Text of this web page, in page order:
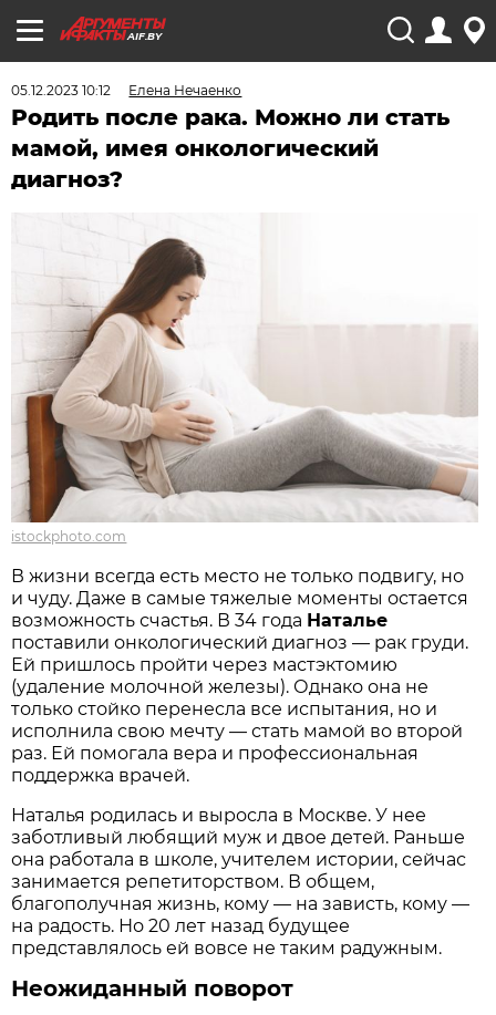
AIF.BY
05.12.2023 10:12 Елена Нечаенко
Родить после рака. Можно ли стать
мамой, имея онкологический
диагноз?
istockphoto.com
В жизни всегда есть место не только подвигу, но
и чуду. Даже в самые тяжелые моменты остается
возможность счастья. В 34 года Наталье
поставили онкологический диагноз — рак груди.
Ей пришлось пройти через мастэктомию
(удаление молочной железы). Однако она не
только стойко перенесла все испытания, но и
исполнила свою мечту — стать мамой во второй
раз. Ей помогала вера и профессиональная
поддержка врачей.
Наталья родилась и выросла в Москве. У нее
заботливый любящий муж и двое детей. Раньше
она работала в школе, учителем истории, сейчас
занимается репетиторством. В общем,
благополучная жизнь, кому — на зависть, кому —
на радость. Но 20 лет назад будущее
представлялось ей вовсе не таким радужным.
Неожиданный поворот